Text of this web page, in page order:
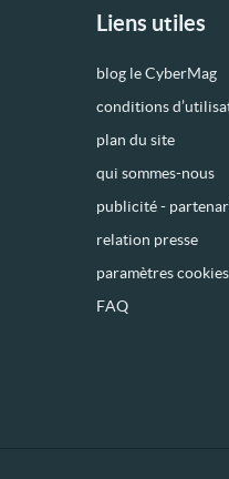
Liens utiles
blog le CyberMag
conditions
plan du site
qui sommes-nous
publicité -
relation presse
paramètres cookies
FAQ